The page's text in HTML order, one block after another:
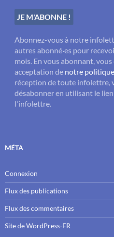
Abonnez-vous à notre
autres abonné·es pour
mois. En vous abonnant,
acceptation de notre
réception de toute infolettre,
désabonner en utilisant le lien
l'infolettre.
MÉTA
Connexion
Flux des publications
Flux des commentaires
Site de WordPress-FR